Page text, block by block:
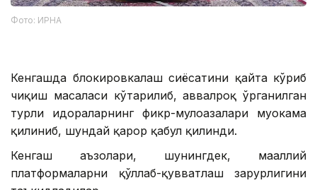
Фото: ИРНА
Кенгашда блокировкалаш сиёсатини қайта кўриб
чиқиш масаласи кўтарилиб, аввалроқ ўрганилган
турли идораларнинг фикр-мулоҳазалари муҳокама
қилиниб, шундай қарор қабул қилинди.
Кенгаш аъзолари, шунингдек, маҳаллий
платформаларни қўллаб-қувватлаш зарурлигини